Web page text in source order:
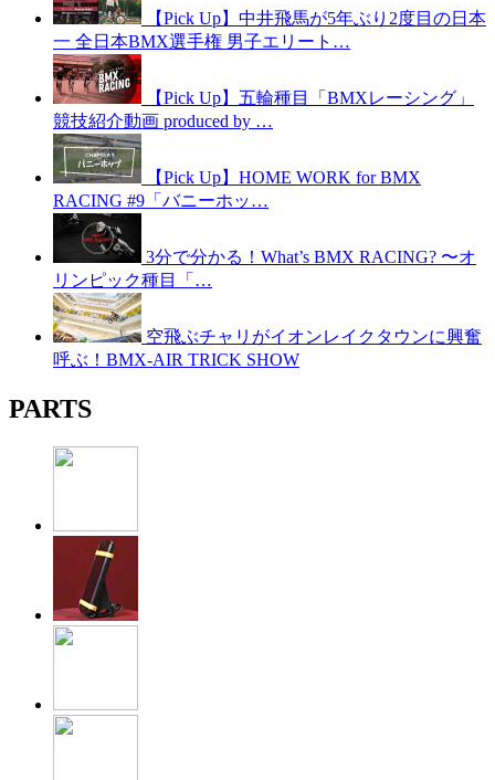
【Pick Up】中井飛馬が5年ぶり2度目の日本
一 全日本BMX選手権 男子エリート…
【Pick Up】五輪種目「BMXレーシング」
競技紹介動画 produced by …
【Pick Up】HOME WORK for BMX
RACING #9「バニーホッ…
3分で分かる！What’s BMX RACING? 〜オ
リンピック種目「…
空飛ぶチャリがイオンレイクタウンに興奮
呼ぶ！BMX-AIR TRICK SHOW
PARTS